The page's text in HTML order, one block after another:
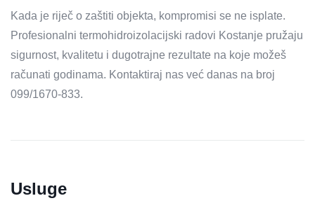
Kada je riječ o zaštiti objekta, kompromisi se ne isplate.
Profesionalni termohidroizolacijski radovi Kostanje pružaju
sigurnost, kvalitetu i dugotrajne rezultate na koje možeš
računati godinama. Kontaktiraj nas već danas na broj
099/1670-833.
Usluge